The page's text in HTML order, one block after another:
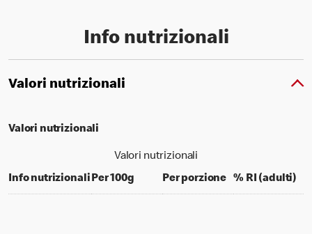
Info nutrizionali
Valori nutrizionali
Valori nutrizionali
Valori nutrizionali
Info nutrizionaliPer 100gper 100 grams
Per porzioneper portion
% RI (adulti)